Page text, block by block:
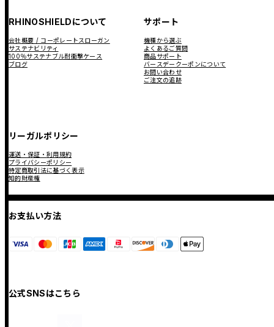
RHINOSHIELDについて
会社概要 / コーポレートスローガン
サステナビリティ
100％サステナブル耐衝撃ケース
ブログ
サポート
機種から選ぶ
よくあるご質問
商品サポート
バースデークーポンについて
お問い合わせ
ご注文の追跡
リーガルポリシー
運送・保証・利用規約
プライバシーポリシー
特定商取引法に基づく表示
知的財産権
お支払い方法
公式SNSはこちら